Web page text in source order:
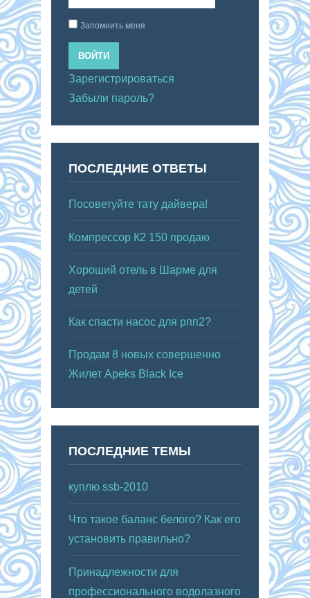
Запомнить меня
ВОЙТИ
Зарегистрироваться
Забыли пароль?
ПОСЛЕДНИЕ ОТВЕТЫ
Посоветуйте тату дайвера!
Компрессор К2 150 продаю
Хороший отель в Шарме для
детей
Как спасти насос для рпп2?
Продам 8 новых совершенно
Жилет Apeks Black Ice
ПОСЛЕДНИЕ ТЕМЫ
куплю ssb-2010
Что такое баланс белого? Как его
установить правильно?
Принадлежности для
профессионального водолазного